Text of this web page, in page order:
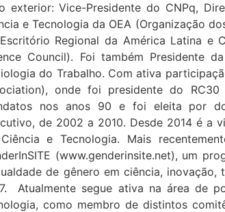
exterior: Vice-Presidente do CNPq,
e Tecnologia da OEA (Organização
Regional da América Latina e
Council). Foi também Presidente
do Trabalho. Com ativa
onde foi presidente do
nos anos 90 e foi eleita por
de 2002 a 2010. Desde 2014 é a
e Tecnologia. Mais
(www.genderinsite.net), um
de gênero em ciência, inovação,
Atualmente segue ativa na área de
como membro de distintos